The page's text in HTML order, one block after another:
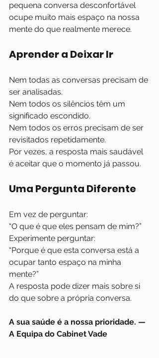
pequena conversa desconfortável
ocupe muito mais espaço na nossa
mente do que realmente merece.
Aprender a Deixar Ir
Nem todas as conversas precisam de
ser analisadas.
Nem todos os silêncios têm um
significado escondido.
Nem todos os erros precisam de ser
revisitados repetidamente.
Por vezes, a resposta mais saudável
é aceitar que o momento já passou.
Uma Pergunta Diferente
Em vez de perguntar:
“O que é que eles pensam de mim?”
Experimente perguntar:
“Porque é que esta conversa está a
ocupar tanto espaço na minha
mente?”
A resposta pode dizer mais sobre si
do que sobre a própria conversa.
A sua saúde é a nossa prioridade. —
A Equipa do Cabinet Vade